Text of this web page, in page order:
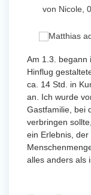
von Nicole,
Am 1.3. begann
Hinflug
ca. 14 Std. in
an. Ich wurde
Gastfamilie, bei
verbringen
ein Erlebnis,
alles anders als